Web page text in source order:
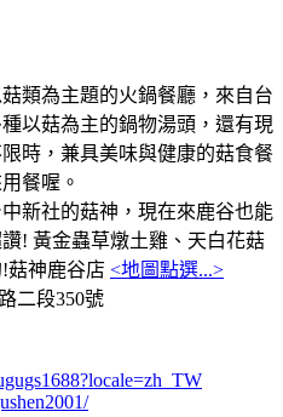
類為主題的火鍋餐廳，來自台
以菇為主的鍋物湯頭，還有現
時，兼具美味與健康的菇食餐
餐喔。
新社的菇神，現在來鹿谷也能
! 黃金蟲草燉土雞、天白花菇
菇神鹿谷店 <地圖點選...>
二段350號